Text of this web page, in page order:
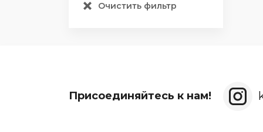
Очистить фильтр
Присоединяйтесь к нам!